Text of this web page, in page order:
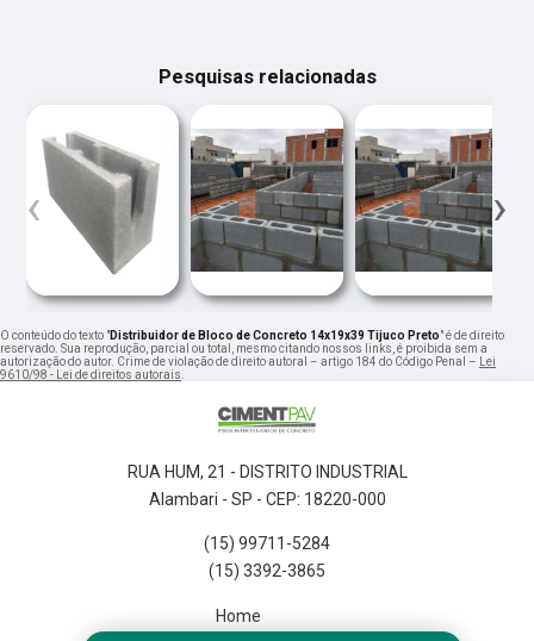
Pesquisas relacionadas
‹ ›
O conteúdo do texto "Distribuidor de Bloco de Concreto 14x19x39 Tijuco Preto" é de direito
reservado. Sua reprodução, parcial ou total, mesmo citando nossos links, é proibida sem a
autorização do autor. Crime de violação de direito autoral – artigo 184 do Código Penal – Lei
9610/98 - Lei de direitos autorais.
RUA HUM, 21 - DISTRITO INDUSTRIAL
Alambari - SP - CEP: 18220-000
(15) 99711-5284
(15) 3392-3865
Home